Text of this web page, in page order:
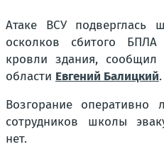
Атаке ВСУ подверглась
осколков сбитого
кровли здания, сообщил
области Евгений Балицкий.
Возгорание оперативно
сотрудников школы
нет.